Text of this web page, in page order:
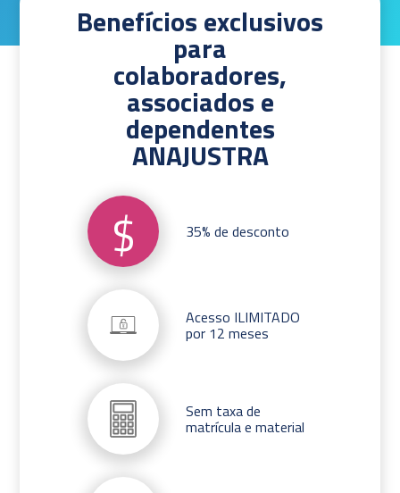
Benefícios exclusivos
para
colaboradores,
associados e
dependentes
ANAJUSTRA
$ 35% de desconto
Acesso ILIMITADO
por 12 meses
Sem taxa de
matrícula e material